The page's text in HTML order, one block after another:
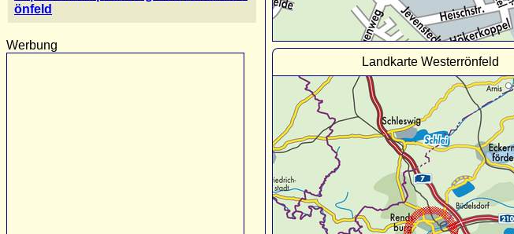
önfeld
Werbung
Landkarte Westerrönfeld